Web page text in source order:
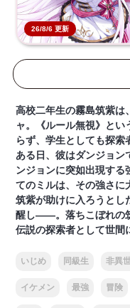
26/8/6 更新
高校二年生の霧島筑紫は
ャ。《ルール無視》と
らず、学生としても探索
ある日、彼はダンジョン
ンジョンに突如出現する
てのミルは、その強さに
筑紫が助けに入ろうとし
醒し――。落ちこぼれの
伝説の探索者として世間
いじめ 同級生 非異
イケメン 最強 冒険